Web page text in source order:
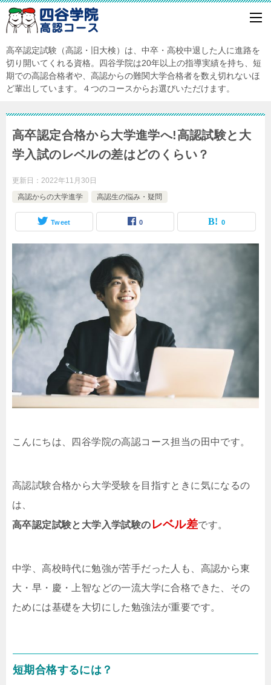
高卒認定試験（高認・旧大検）は、中卒・高校中退した人に進路を
切り開いてくれる資格。四谷学院は20年以上の指導実績を持ち、短
期での高認合格者や、高認からの難関大学合格者を数え切れないほ
ど輩出しています。４つのコースからお選びいただけます。
高卒認定合格から大学進学へ!高認試験と大
学入試のレベルの差はどのくらい？
更新日： 2022年11月30日
高認からの大学進学
高認生の悩み・疑問
Tweet 0 0
こんにちは、四谷学院の高認コース担当の田中です。
高認試験合格から大学受験を目指すときに気になるの
は、
高卒認定試験と大学入学試験の レベル差です。
中学、高校時代に勉強が苦手だった人も、高認から東
大・早・慶・上智などの一流大学に合格できた、その
ためには基礎を大切にした勉強法が重要です。
短期合格するには？